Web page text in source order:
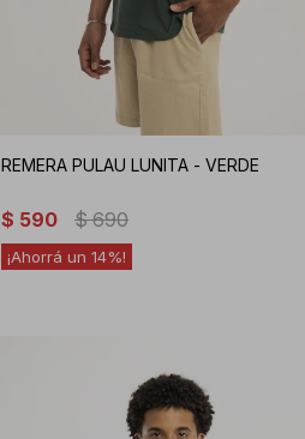
REMERA PULAU LUNITA - VERDE
$ 590 $ 690
14